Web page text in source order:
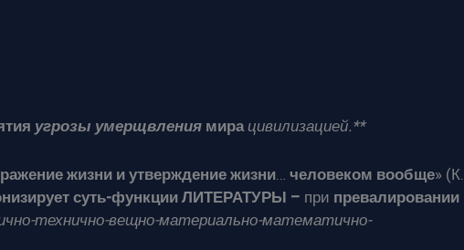
угрозы умерщвлениямирацивилизацией.**
жизни и утверждение жизни… человеком вообще» (К.
суть-функции ЛИТЕРАТУРЫ – при превалировании
технично-вещно-материально-математично-